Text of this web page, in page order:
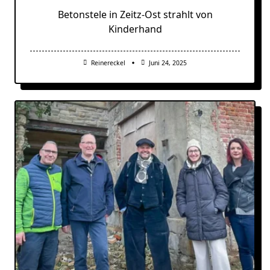
Betonstele in Zeitz-Ost strahlt von
Kinderhand
Reinereckel Juni 24, 2025